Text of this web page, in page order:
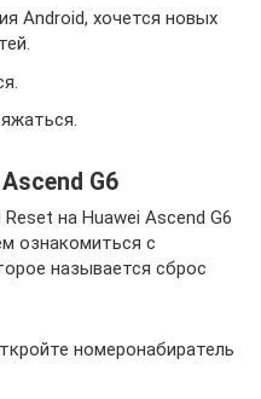
Android, хочется новых
G6
на Huawei Ascend G6
ознакомиться с
называется сброс
номеронабиратель